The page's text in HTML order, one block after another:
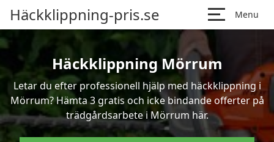
Häckklippning-pris.se Menu
Häckklippning Mörrum
Letar du efter professionell hjälp med häckklippning i
Mörrum? Hämta 3 gratis och icke bindande offerter på
trädgårdsarbete i Mörrum här.